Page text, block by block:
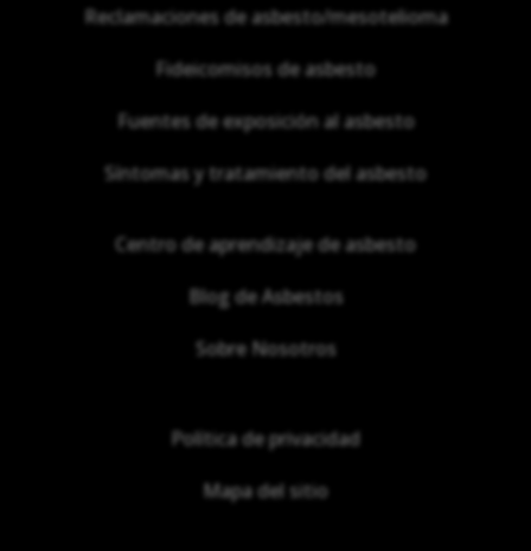
Reclamaciones de asbesto/mesotelioma
Fideicomisos de asbesto
Fuentes de exposición al asbesto
Síntomas y tratamiento del asbesto
Centro de aprendizaje de asbesto
Blog de Asbestos
Sobre Nosotros
Política de privacidad
Mapa del sitio